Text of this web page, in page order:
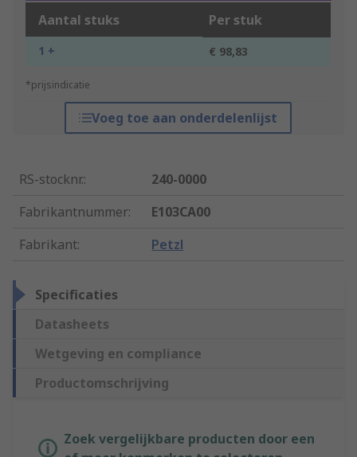
Aantal stuks Per stuk
1 + € 98,83
*prijsindicatie
Voeg toe aan onderdelenlijst
RS-stocknr.:
240-0000
Fabrikantnummer:
E103CA00
Fabrikant: Petzl
Specificaties
Datasheets
Wetgeving en compliance
Productomschrijving
Zoek vergelijkbare producten door een